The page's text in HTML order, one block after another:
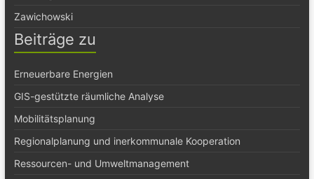
Zawichowski
Beiträge zu
Erneuerbare Energien
GIS-gestützte räumliche Analyse
Mobilitätsplanung
Regionalplanung und inerkommunale Kooperation
Ressourcen- und Umweltmanagement